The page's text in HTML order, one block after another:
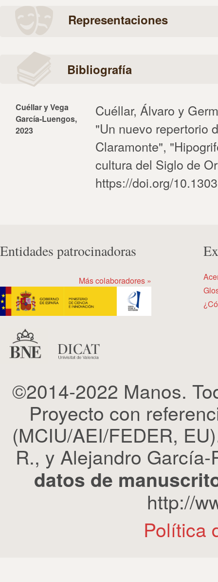
Representaciones
Bibliografía
Cuéllar y Vega
García-Luengos,
2023
Cuéllar, Álvaro y
"Un nuevo repertorio
Claramonte",
cultura del Siglo de
https://doi.org/
Entidades patrocinadoras
Más colaboradores »
©2014-2022 Manos.
Proyecto con
(MCIU/AEI/FEDER,
R., y Alejandro
datos de
http://
Política